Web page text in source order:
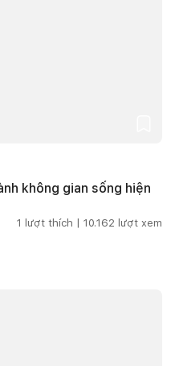
không gian sống hiện
1 lượt thích | 10.162 lượt xem